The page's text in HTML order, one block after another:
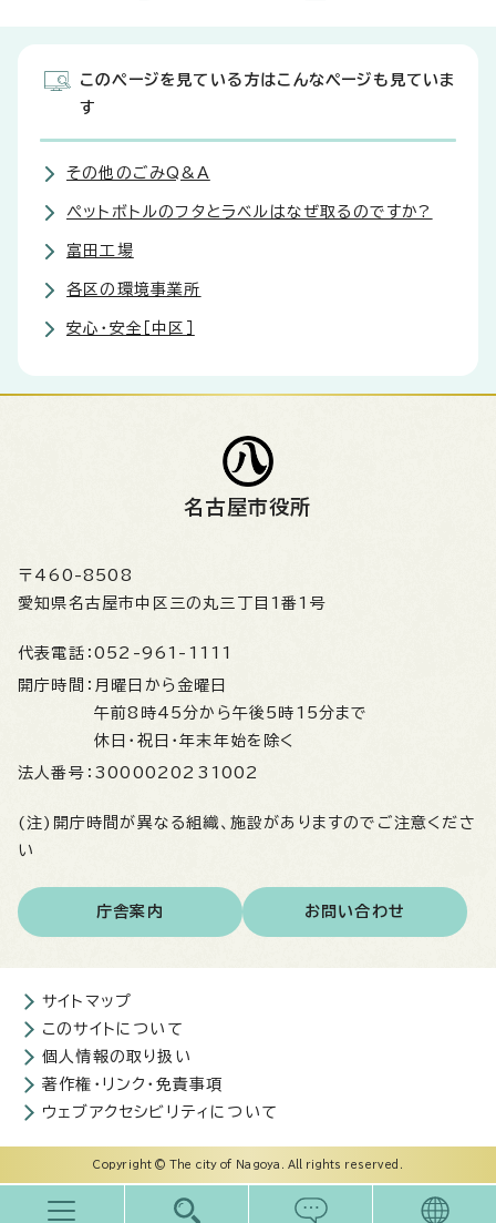
このページを見ている方はこんなページも見ていま
す
その他のごみQ&A
ぺットボトルのフタとラベルはなぜ取るのですか?
富田工場
各区の環境事業所
安心・安全［中区］
名古屋市役所
〒460-8508
愛知県名古屋市中区三の丸三丁目1番1号
代表電話： 052-961-1111
開庁時間： 月曜日から金曜日
午前8時45分から午後5時15分まで
休日・祝日・年末年始を除く
法人番号： 3000020231002
(注)開庁時間が異なる組織、施設がありますのでご注意くださ
い
庁舎案内 お問い合わせ
サイトマップ
このサイトについて
個人情報の取り扱い
著作権・リンク・免責事項
ウェブアクセシビリティについて
Copyright © The city of Nagoya. All rights reserved.